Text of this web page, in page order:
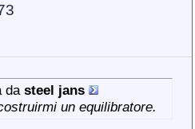
da steel jans
un equilibratore.